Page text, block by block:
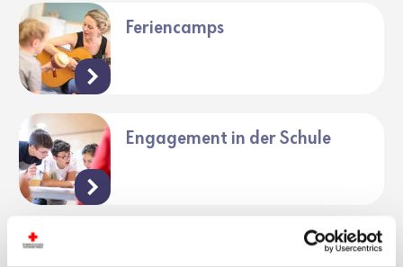
Feriencamps
Engagement in der Schule
Stimme der Jugend in Wien